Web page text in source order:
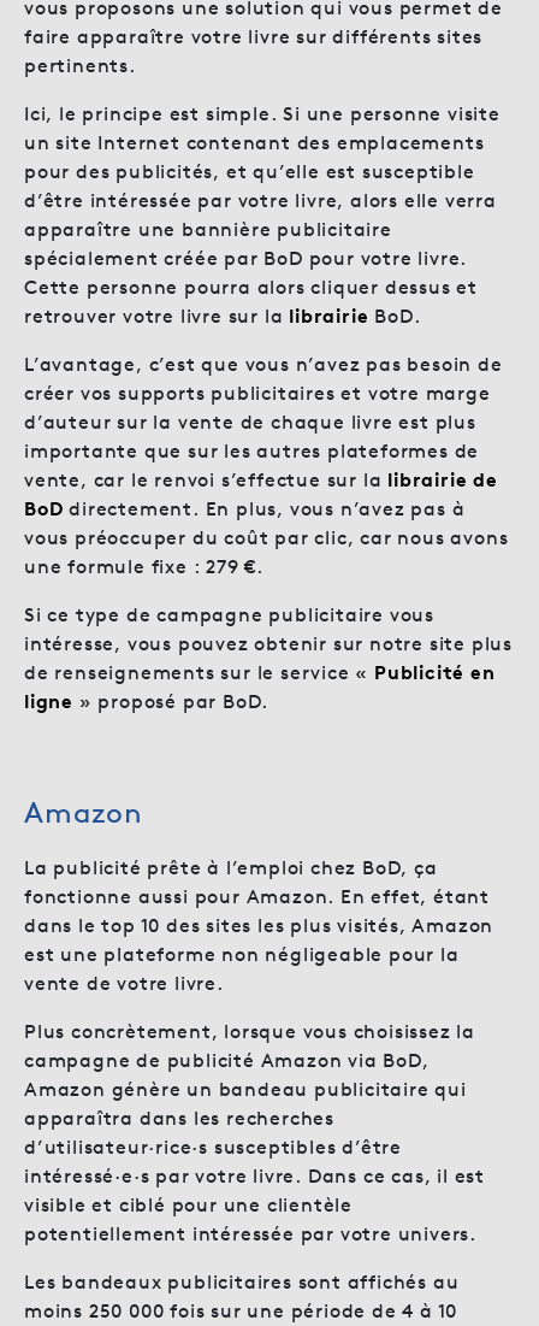
vous proposons une solution qui vous permet de
faire apparaître votre livre sur différents sites
pertinents.
Ici, le principe est simple. Si une personne visite
un site Internet contenant des emplacements
pour des publicités, et qu’elle est susceptible
d’être intéressée par votre livre, alors elle verra
apparaître une bannière publicitaire
spécialement créée par BoD pour votre livre.
Cette personne pourra alors cliquer dessus et
retrouver votre livre sur la librairie BoD.
L’avantage, c’est que vous n’avez pas besoin de
créer vos supports publicitaires et votre marge
d’auteur sur la vente de chaque livre est plus
importante que sur les autres plateformes de
vente, car le renvoi s’effectue sur la librairie de
BoD directement. En plus, vous n’avez pas à
vous préoccuper du coût par clic, car nous avons
une formule fixe : 279 €.
Si ce type de campagne publicitaire vous
intéresse, vous pouvez obtenir sur notre site plus
de renseignements sur le service « Publicité en
ligne » proposé par BoD.
Amazon
La publicité prête à l’emploi chez BoD, ça
fonctionne aussi pour Amazon. En effet, étant
dans le top 10 des sites les plus visités, Amazon
est une plateforme non négligeable pour la
vente de votre livre.
Plus concrètement, lorsque vous choisissez la
campagne de publicité Amazon via BoD,
Amazon génère un bandeau publicitaire qui
apparaîtra dans les recherches
d’utilisateur·rice·s susceptibles d’être
intéressé·e·s par votre livre. Dans ce cas, il est
visible et ciblé pour une clientèle
potentiellement intéressée par votre univers.
Les bandeaux publicitaires sont affichés au
moins 250 000 fois sur une période de 4 à 10